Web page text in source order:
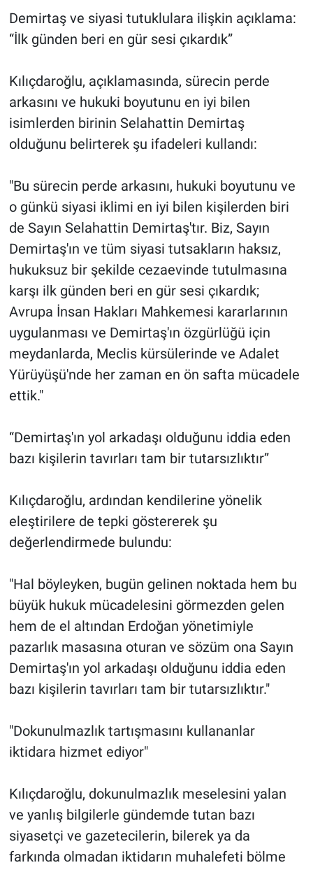
Demirtaş ve siyasi tutuklulara ilişkin açıklama:
“İlk günden beri en gür sesi çıkardık”
Kılıçdaroğlu, açıklamasında, sürecin perde
arkasını ve hukuki boyutunu en iyi bilen
isimlerden birinin Selahattin Demirtaş
olduğunu belirterek şu ifadeleri kullandı:
"Bu sürecin perde arkasını, hukuki boyutunu ve
o günkü siyasi iklimi en iyi bilen kişilerden biri
de Sayın Selahattin Demirtaş'tır. Biz, Sayın
Demirtaş'ın ve tüm siyasi tutsakların haksız,
hukuksuz bir şekilde cezaevinde tutulmasına
karşı ilk günden beri en gür sesi çıkardık;
Avrupa İnsan Hakları Mahkemesi kararlarının
uygulanması ve Demirtaş'ın özgürlüğü için
meydanlarda, Meclis kürsülerinde ve Adalet
Yürüyüşü'nde her zaman en ön safta mücadele
ettik."
“Demirtaş'ın yol arkadaşı olduğunu iddia eden
bazı kişilerin tavırları tam bir tutarsızlıktır”
Kılıçdaroğlu, ardından kendilerine yönelik
eleştirilere de tepki göstererek şu
değerlendirmede bulundu:
"Hal böyleyken, bugün gelinen noktada hem bu
büyük hukuk mücadelesini görmezden gelen
hem de el altından Erdoğan yönetimiyle
pazarlık masasına oturan ve sözüm ona Sayın
Demirtaş'ın yol arkadaşı olduğunu iddia eden
bazı kişilerin tavırları tam bir tutarsızlıktır."
"Dokunulmazlık tartışmasını kullananlar
iktidara hizmet ediyor"
Kılıçdaroğlu, dokunulmazlık meselesini yalan
ve yanlış bilgilerle gündemde tutan bazı
siyasetçi ve gazetecilerin, bilerek ya da
farkında olmadan iktidarın muhalefeti bölme